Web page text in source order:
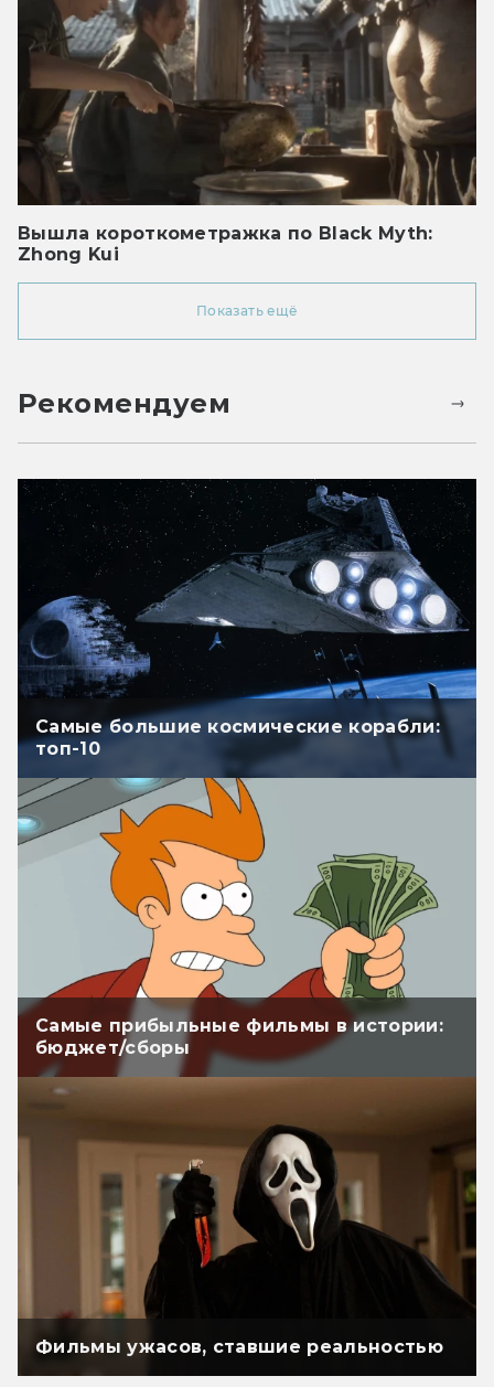
Вышла короткометражка по Black Myth:
Zhong Kui
Показать ещё
Рекомендуем
Самые большие космические корабли:
топ-10
Самые прибыльные фильмы в истории:
бюджет/сборы
Фильмы ужасов, ставшие реальностью